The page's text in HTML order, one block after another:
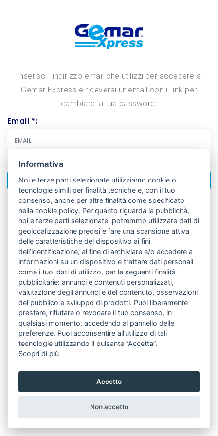
Inserisci l'indirizzo email che utilizzi per accedere a
Gemar Express e riceverai un'email con il link per
cambiare la tua password.
Email *:
RESET PASSWORD
Informativa
Noi e terze parti selezionate utilizziamo cookie o
tecnologie simili per finalità tecniche e, con il tuo
consenso, anche per altre finalità come specificato
nella cookie policy. Per quanto riguarda la pubblicità,
noi e terze parti selezionate, potremmo utilizzare dati di
geolocalizzazione precisi e fare una scansione attiva
delle caratteristiche del dispositivo ai fini
dell’identificazione, al fine di archiviare e/o accedere a
informazioni su un dispositivo e trattare dati personali
come i tuoi dati di utilizzo, per le seguenti finalità
pubblicitarie: annunci e contenuti personalizzati,
valutazione degli annunci e del contenuto, osservazioni
del pubblico e sviluppo di prodotti. Puoi liberamente
prestare, rifiutare o revocare il tuo consenso, in
qualsiasi momento, accedendo al pannello delle
preferenze. Puoi acconsentire all’utilizzo di tali
tecnologie utilizzando il pulsante “Accetta”.
Scopri di più
Accetto
Non accetto